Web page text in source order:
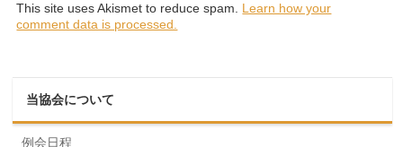
This site uses Akismet to reduce spam. Learn how your
comment data is processed.
当協会について
例会日程